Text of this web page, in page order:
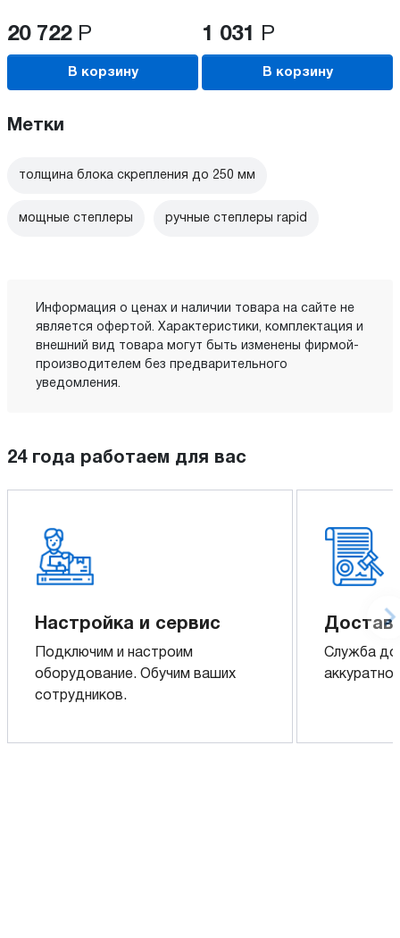
20 722 Р
В корзину
1 031 Р
В корзину
Метки
толщина блока скрепления до 250 мм
мощные степлеры ручные степлеры rapid
Информация о ценах и наличии товара на сайте не
является офертой. Характеристики, комплектация и
внешний вид товара могут быть изменены фирмой-
производителем без предварительного
уведомления.
24 года работаем для вас
Настройка и сервис
Подключим и настроим
оборудование. Обучим ваших
сотрудников.
Служба
аккуратно